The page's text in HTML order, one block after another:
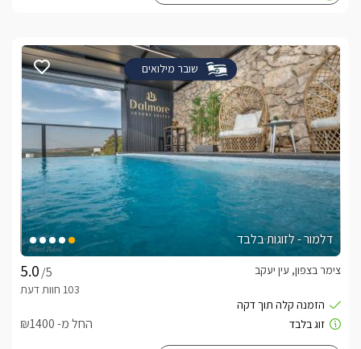
שובר מילואים
דלמור - לזוגות בלבד
/5
צימר בצפון, עין יעקב
החל מ- ₪1400